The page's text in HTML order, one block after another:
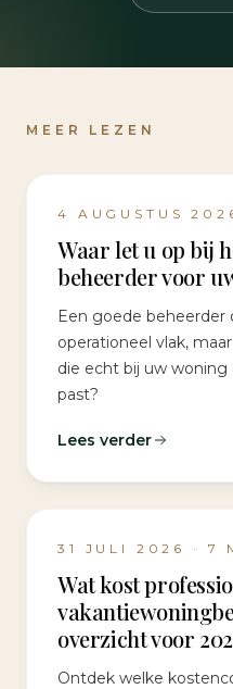
MEER LEZEN
4 AUGUSTUS
Waar let u op bij
beheerder voor
Een goede
operationeel vlak,
die echt bij uw
past?
Lees verder
31 JULI 2026 · 7
Wat kost
overzicht voor
Ontdek welke